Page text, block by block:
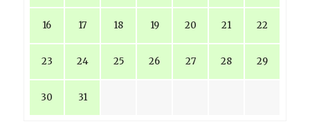
16 17 18 19 20 21 22
23 24 25 26 27 28 29
30 31